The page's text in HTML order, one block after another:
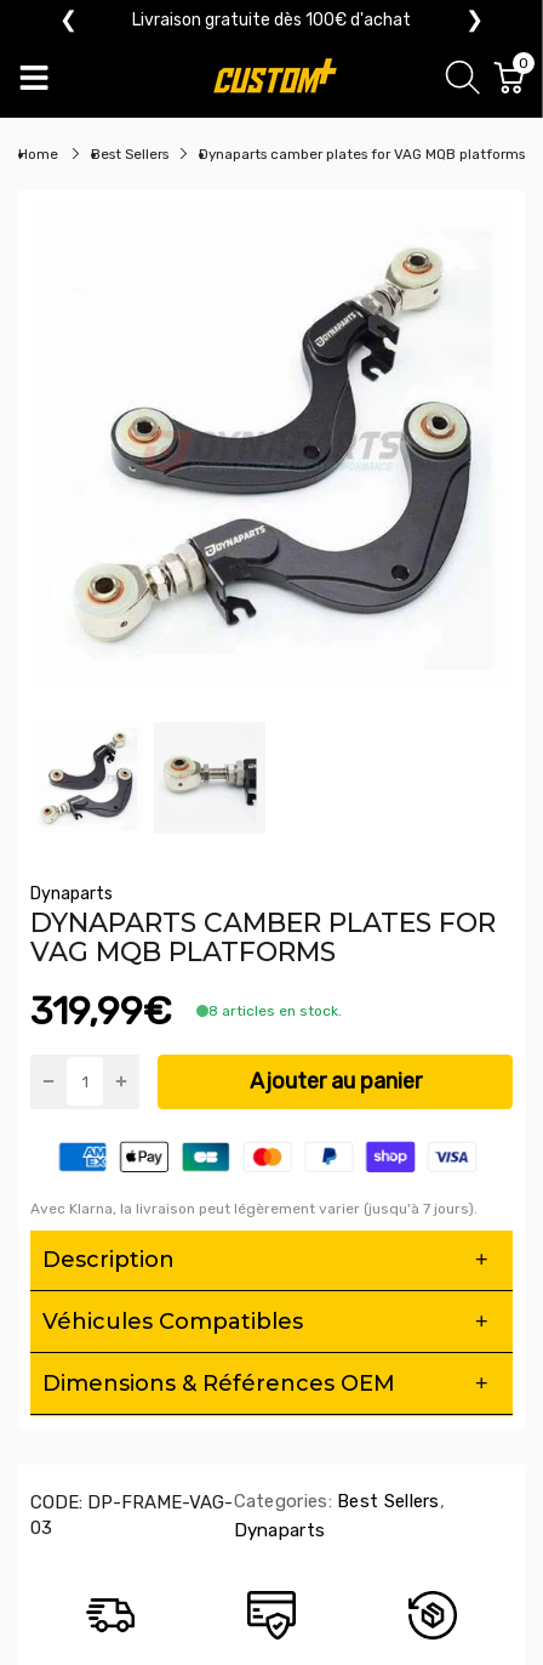
❮ Livraison gratuite dès 100€ d'achat ❯
0
Home Best Sellers Dynaparts camber plates for VAG MQB platforms
Dynaparts
DYNAPARTS CAMBER PLATES FOR
VAG MQB PLATFORMS
319,99€ 8 articles en stock.
Ajouter au panier
Avec Klarna, la livraison peut légèrement varier (jusqu'à 7 jours).
Description
Véhicules Compatibles
Dimensions & Références OEM
CODE: DP-FRAME-VAG-
03
Categories: Best Sellers,
Dynaparts